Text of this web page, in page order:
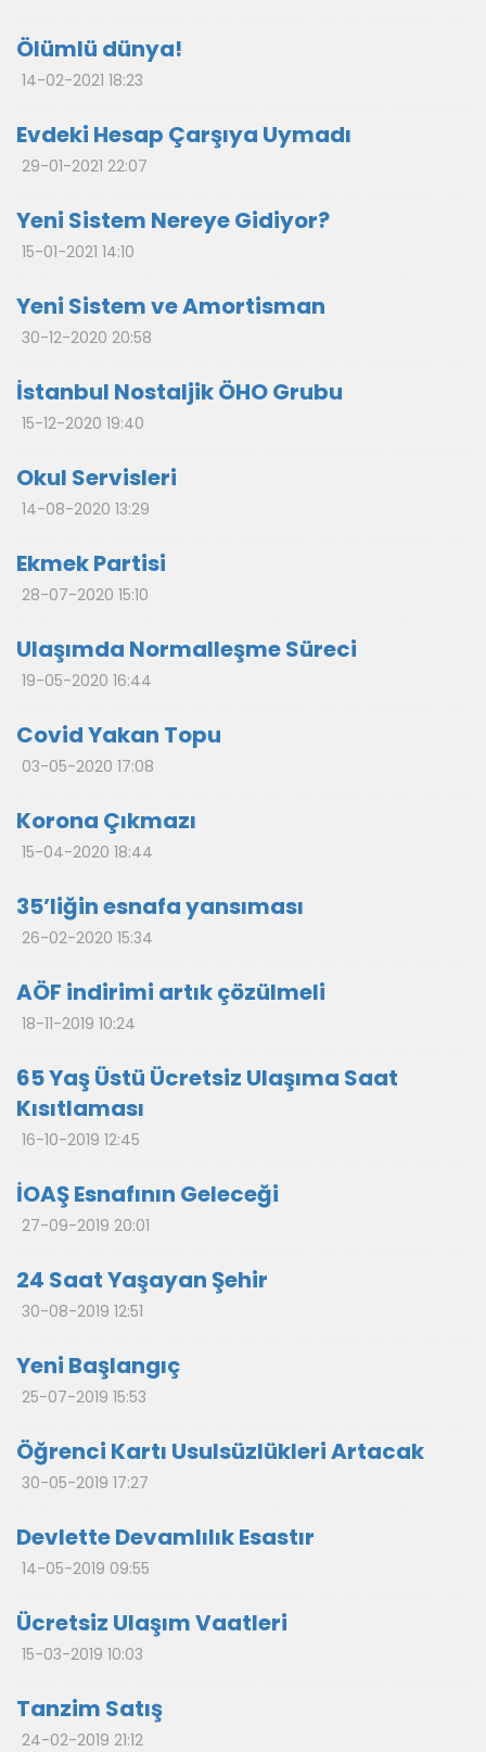
Ölümlü dünya!
14-02-2021 18:23
Evdeki Hesap Çarşıya Uymadı
29-01-2021 22:07
Yeni Sistem Nereye Gidiyor?
15-01-2021 14:10
Yeni Sistem ve Amortisman
30-12-2020 20:58
İstanbul Nostaljik ÖHO Grubu
15-12-2020 19:40
Okul Servisleri
14-08-2020 13:29
Ekmek Partisi
28-07-2020 15:10
Ulaşımda Normalleşme Süreci
19-05-2020 16:44
Covid Yakan Topu
03-05-2020 17:08
Korona Çıkmazı
15-04-2020 18:44
35’liğin esnafa yansıması
26-02-2020 15:34
AÖF indirimi artık çözülmeli
18-11-2019 10:24
65 Yaş Üstü Ücretsiz Ulaşıma Saat
Kısıtlaması
16-10-2019 12:45
İOAŞ Esnafının Geleceği
27-09-2019 20:01
24 Saat Yaşayan Şehir
30-08-2019 12:51
Yeni Başlangıç
25-07-2019 15:53
Öğrenci Kartı Usulsüzlükleri Artacak
30-05-2019 17:27
Devlette Devamlılık Esastır
14-05-2019 09:55
Ücretsiz Ulaşım Vaatleri
15-03-2019 10:03
Tanzim Satış
24-02-2019 21:12